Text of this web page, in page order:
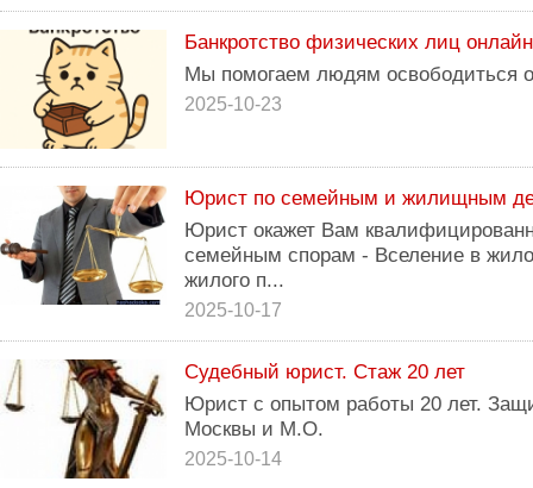
Банкротство физических лиц
Мы помогаем людям освободиться
2025-10-23
Юрист по семейным и жилищным
Юрист окажет Вам
семейным спорам - Вселение в
жилого п...
2025-10-17
Судебный юрист. Стаж 20 лет
Юрист с опытом работы 20 лет.
Москвы и М.О.
2025-10-14